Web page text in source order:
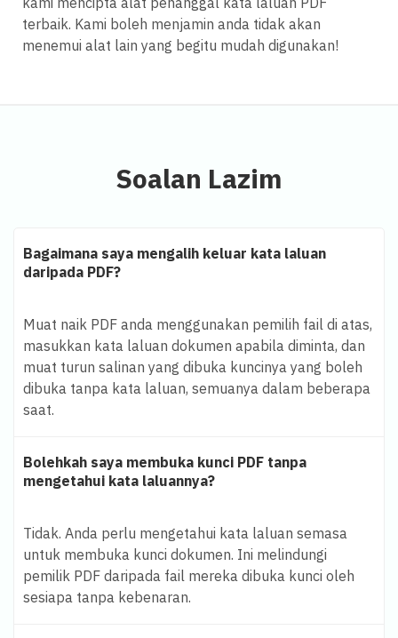
terbaik. Kami boleh menjamin anda tidak akan
menemui alat lain yang begitu mudah digunakan!
Soalan Lazim
Bagaimana saya mengalih keluar kata laluan
daripada PDF?
Muat naik PDF anda menggunakan pemilih fail di atas,
masukkan kata laluan dokumen apabila diminta, dan
muat turun salinan yang dibuka kuncinya yang boleh
dibuka tanpa kata laluan, semuanya dalam beberapa
saat.
Bolehkah saya membuka kunci PDF tanpa
mengetahui kata laluannya?
Tidak. Anda perlu mengetahui kata laluan semasa
untuk membuka kunci dokumen. Ini melindungi
pemilik PDF daripada fail mereka dibuka kunci oleh
sesiapa tanpa kebenaran.